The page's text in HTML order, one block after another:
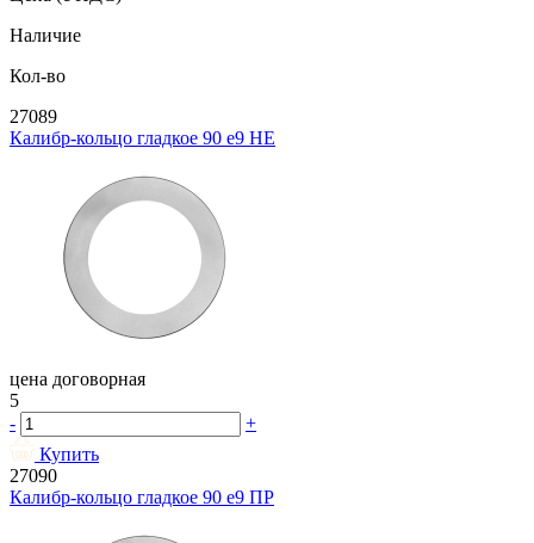
Наличие
Кол-во
27089
Калибр-кольцо гладкое 90 e9 НЕ
цена договорная
5
-
+
Купить
27090
Калибр-кольцо гладкое 90 e9 ПР